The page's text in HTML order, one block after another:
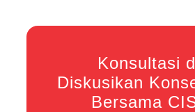
Konsultasi
Diskusikan
Bersama